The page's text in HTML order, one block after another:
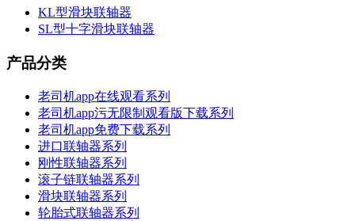
KL型滑块联轴器
SL型十字滑块联轴器
产品分类
老司机app在线观看系列
老司机app污无限制观看版下载系列
老司机app免费下载系列
进口联轴器系列
刚性联轴器系列
滚子链联轴器系列
滑块联轴器系列
轮胎式联轴器系列